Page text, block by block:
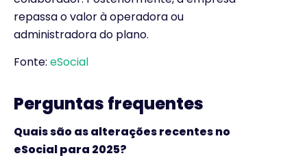
repassa o valor à operadora ou
administradora do plano.
Fonte: eSocial
Perguntas frequentes
Quais são as alterações recentes no
eSocial para 2025?